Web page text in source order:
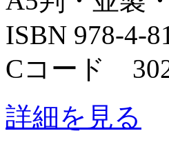
ISBN 978-4-
Cコード
詳細を見る